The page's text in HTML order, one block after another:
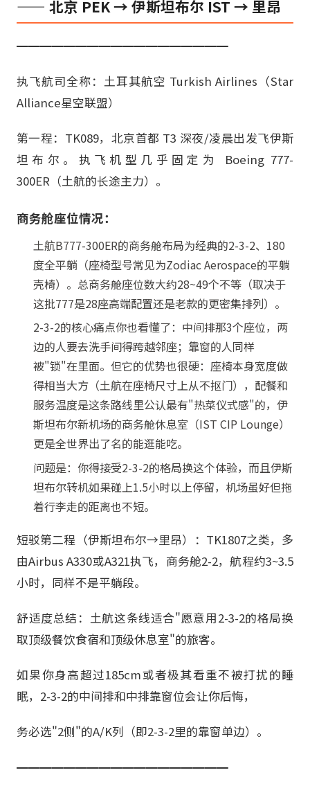
—— 北京 PEK → 伊斯坦布尔 IST → 里昂
━━━━━━━━━━━━━━━━━━
执飞航司全称：土耳其航空 Turkish Airlines（Star
Alliance星空联盟）
第一程：TK089，北京首都 T3 深夜/凌晨出发飞伊斯
坦布尔。执飞机型几乎固定为 Boeing 777-
300ER（土航的长途主力）。
商务舱座位情况：
土航B777-300ER的商务舱布局为经典的2-3-2、180
度全平躺（座椅型号常见为Zodiac Aerospace的平躺
壳椅）。总商务舱座位数大约28~49个不等（取决于
这批777是28座高端配置还是老款的更密集排列）。
2-3-2的核心痛点你也看懂了：中间排那3个座位，两
边的人要去洗手间得跨越邻座；靠窗的人同样
被"锁"在里面。但它的优势也很硬：座椅本身宽度做
得相当大方（土航在座椅尺寸上从不抠门），配餐和
服务温度是这条路线里公认最有"热菜仪式感"的，伊
斯坦布尔新机场的商务舱休息室（IST CIP Lounge）
更是全世界出了名的能逛能吃。
问题是：你得接受2-3-2的格局换这个体验，而且伊斯
坦布尔转机如果碰上1.5小时以上停留，机场虽好但拖
着行李走的距离也不短。
短驳第二程（伊斯坦布尔→里昂）：TK1807之类，多
由Airbus A330或A321执飞，商务舱2-2，航程约3~3.5
小时，同样不是平躺段。
舒适度总结：土航这条线适合"愿意用2-3-2的格局换
取顶级餐饮食宿和顶级休息室"的旅客。
如果你身高超过185cm或者极其看重不被打扰的睡
眠，2-3-2的中间排和中排靠窗位会让你后悔，
务必选"2侧"的A/K列（即2-3-2里的靠窗单边）。
━━━━━━━━━━━━━━━━━━